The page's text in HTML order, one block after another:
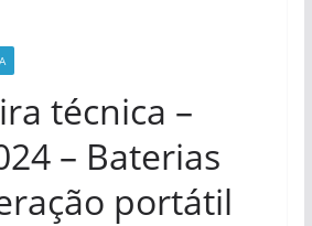
técnica –
– Baterias
portátil